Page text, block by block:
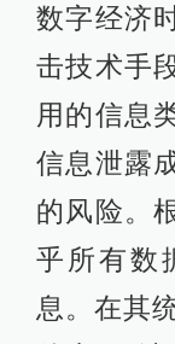
数字经济
击技术手
用的信息
信息泄露
的风险。
乎所有数
息。在其